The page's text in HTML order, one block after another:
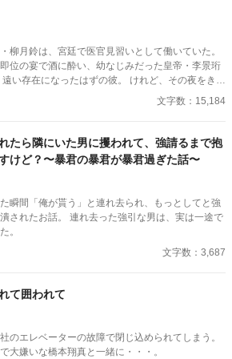
柳月鈴は、宮廷で医官見習いとして働いていた。
位の宴で酒に酔い、幼なじみだった皇帝・李景珩
動き出す。 冷酷と恐れられる皇帝が、
には甘すぎて――。
文字数：15,184
たら隣にいた男に攫われて、強請るまで抱
けど？〜暴君の暴君が暴君過ぎた話〜
瞬間「俺が貰う」と連れ去られ、もっとしてと強
されたお話。 連れ去った強引な男は、実は一途で
。
文字数：3,687
て囲われて
のエレベーターの故障で閉じ込められてしまう。
大嫌いな橋本翔真と一緒に・・・。